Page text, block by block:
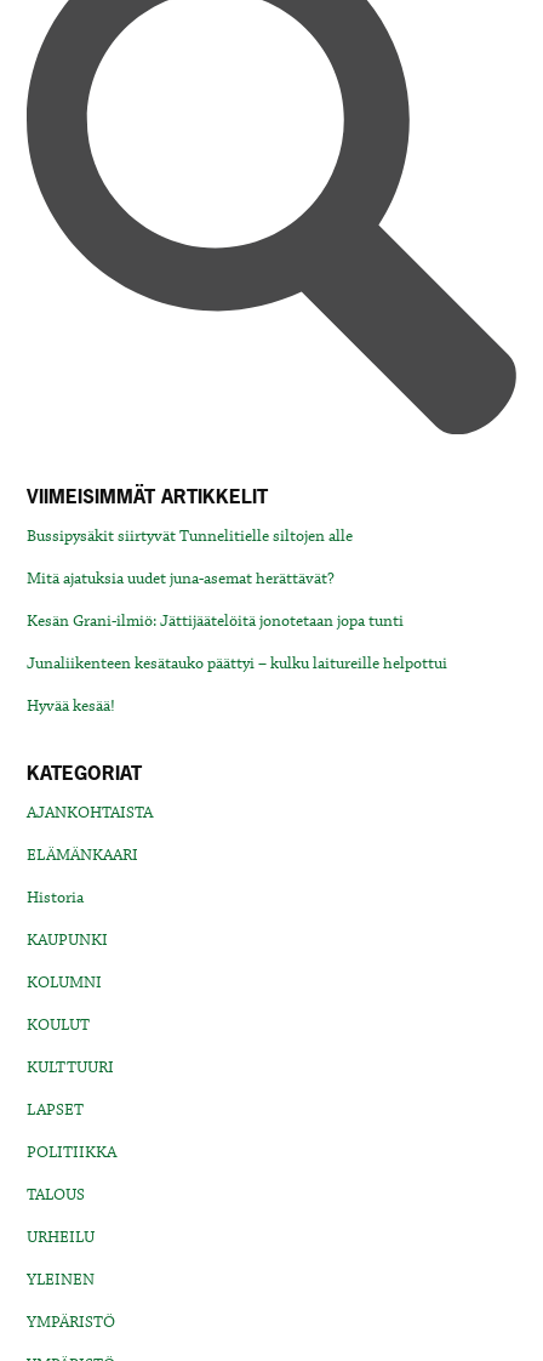
VIIMEISIMMÄT ARTIKKELIT
Bussipysäkit siirtyvät Tunnelitielle siltojen alle
Mitä ajatuksia uudet juna-asemat herättävät?
Kesän Grani-ilmiö: Jättijäätelöitä jonotetaan jopa tunti
Junaliikenteen kesätauko päättyi – kulku laitureille helpottui
Hyvää kesää!
KATEGORIAT
AJANKOHTAISTA
ELÄMÄNKAARI
Historia
KAUPUNKI
KOLUMNI
KOULUT
KULTTUURI
LAPSET
POLITIIKKA
TALOUS
URHEILU
YLEINEN
YMPÄRISTÖ